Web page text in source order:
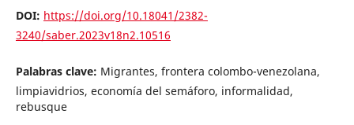
DOI: https://doi.org/10.18041/2382-
3240/saber.2023v18n2.10516
Palabras clave: Migrantes, frontera colombo-venezolana,
limpiavidrios, economía del semáforo, informalidad,
rebusque